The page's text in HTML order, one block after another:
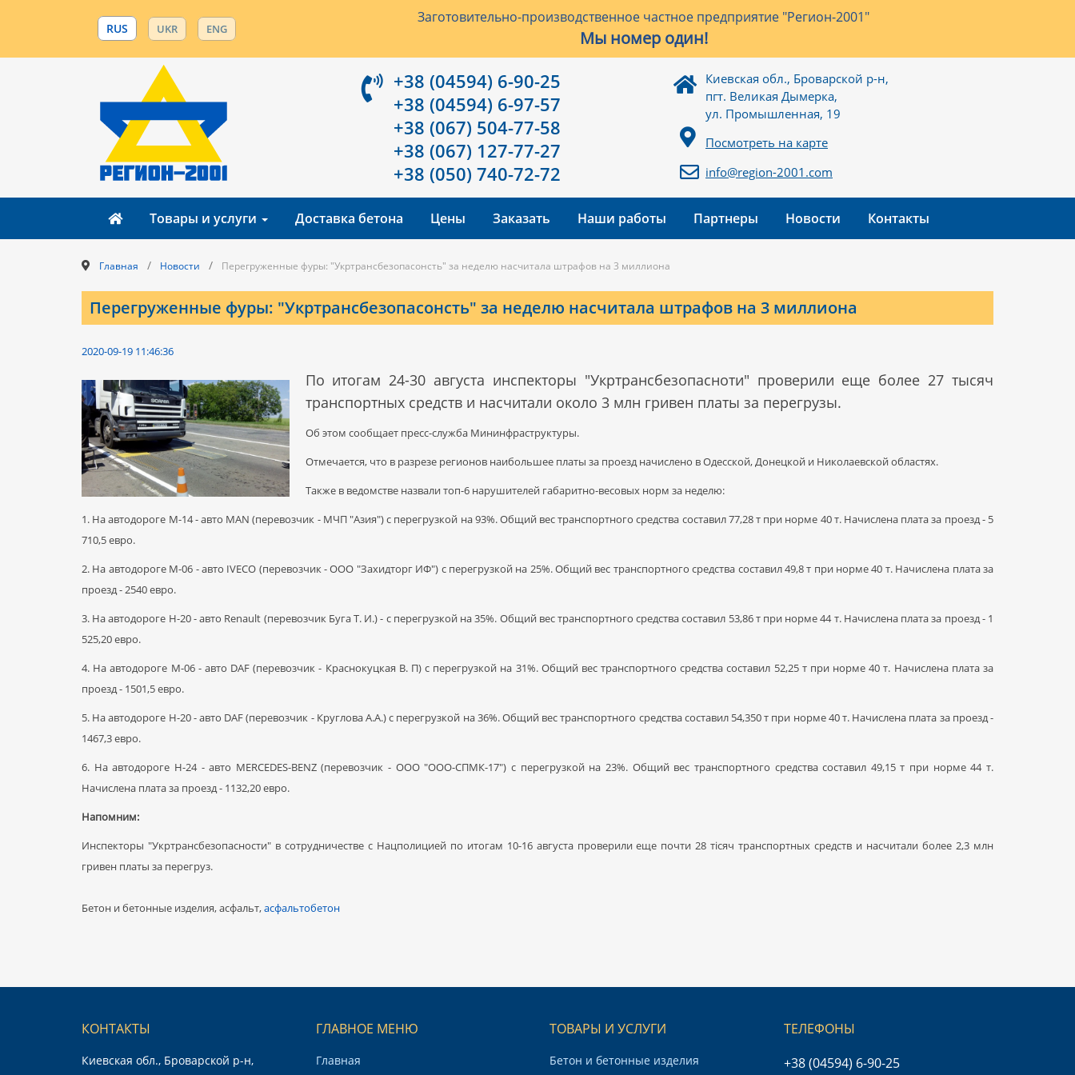
RUS UKR ENG
Заготовительно-производственное частное предприятие "Регион-2001"
Мы номер один!
+38 (04594) 6-90-25
+38 (04594) 6-97-57
+38 (067) 504-77-58
+38 (067) 127-77-27
+38 (050) 740-72-72
Киевская обл., Броварской р-н,
пгт. Великая Дымерка,
ул. Промышленная, 19
Посмотреть на карте
info@region-2001.com
Товары и услуги Доставка бетона Цены Заказать Наши работы Партнеры Новости Контакты
Главная / Новости / Перегруженные фуры: "Укртрансбезопасонсть" за неделю насчитала штрафов на 3 миллиона
Перегруженные фуры: "Укртрансбезопасонсть" за неделю насчитала штрафов на 3 миллиона
2020-09-19 11:46:36
По итогам 24-30 августа инспекторы "Укртрансбезопасноти" проверили еще более 27 тысяч
транспортных средств и насчитали около 3 млн гривен платы за перегрузы.
Об этом сообщает пресс-служба Мининфраструктуры.
Отмечается, что в разрезе регионов наибольшее платы за проезд начислено в Одесской, Донецкой и Николаевской областях.
Также в ведомстве назвали топ-6 нарушителей габаритно-весовых норм за неделю:
1. На автодороге М-14 - авто MAN (перевозчик - МЧП "Азия") с перегрузкой на 93%. Общий вес транспортного средства составил 77,28 т при норме 40 т. Начислена плата за проезд - 5
710,5 евро.
2. На автодороге М-06 - авто IVECO (перевозчик - ООО "Захидторг ИФ") с перегрузкой на 25%. Общий вес транспортного средства составил 49,8 т при норме 40 т. Начислена плата за
проезд - 2540 евро.
3. На автодороге Н-20 - авто Renault (перевозчик Буга Т. И.) - с перегрузкой на 35%. Общий вес транспортного средства составил 53,86 т при норме 44 т. Начислена плата за проезд - 1
525,20 евро.
4. На автодороге М-06 - авто DAF (перевозчик - Краснокуцкая В. П) с перегрузкой на 31%. Общий вес транспортного средства составил 52,25 т при норме 40 т. Начислена плата за
проезд - 1501,5 евро.
5. На автодороге Н-20 - авто DAF (перевозчик - Круглова А.А.) с перегрузкой на 36%. Общий вес транспортного средства составил 54,350 т при норме 40 т. Начислена плата за проезд -
1467,3 евро.
6. На автодороге Н-24 - авто MERCEDES-BENZ (перевозчик - ООО "ООО-СПМК-17") с перегрузкой на 23%. Общий вес транспортного средства составил 49,15 т при норме 44 т.
Начислена плата за проезд - 1132,20 евро.
Напомним:
Инспекторы "Укртрансбезопасности" в сотрудничестве с Нацполицией по итогам 10-16 августа проверили еще почти 28 тісяч транспортных средств и насчитали более 2,3 млн
гривен платы за перегруз.
Бетон и бетонные изделия, асфальт,асфальтобетон
КОНТАКТЫ
Киевская обл., Броварской р-н,
ГЛАВНОЕ МЕНЮ
Главная
ТОВАРЫ И УСЛУГИ
Бетон и бетонные изделия
ТЕЛЕФОНЫ
+38 (04594) 6-90-25